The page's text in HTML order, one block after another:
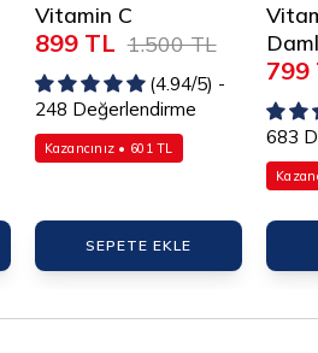
Vitamin C
899 TL 1.500 TL
(4.94/5) -
248 Değerlendirme
Kazancınız • 601 TL
SEPETE EKLE
799
683